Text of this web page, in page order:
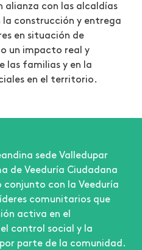
alianza con las alcaldías
la construcción y entrega
en situación de
un impacto real y
las familias y en la
en el territorio.
sede Valledupar
de Veeduría Ciudadana
con la Veeduría
comunitarios que
activa en el
control social y la
parte de la comunidad.